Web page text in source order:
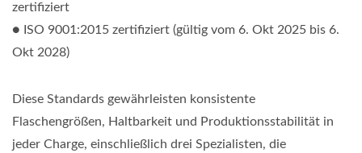
zertifiziert
● ISO 9001:2015 zertifiziert (gültig vom 6. Okt 2025 bis 6.
Okt 2028)
Diese Standards gewährleisten konsistente
Flaschengrößen, Haltbarkeit und Produktionsstabilität in
jeder Charge, einschließlich drei Spezialisten, die